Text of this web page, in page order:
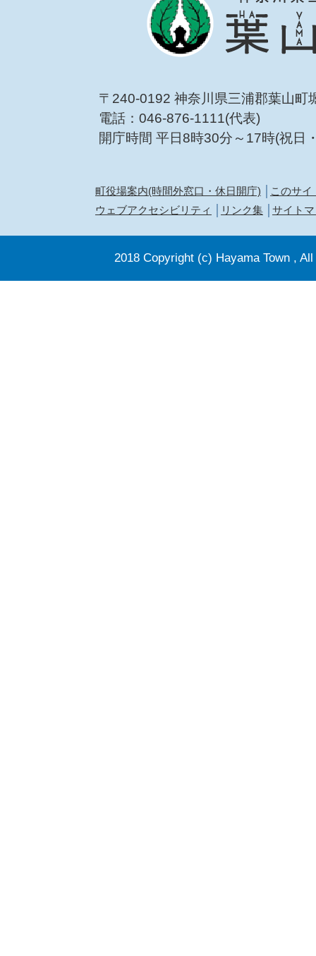
〒240-0192 神奈川県三浦郡葉山町
電話：046-876-1111(代表)
開庁時間 平日8時30分～17時(祝日
町役場案内(時間外窓口・休日開庁)
このサイ
ウェブアクセシビリティ
リンク集 サイト
2018 Copyright (c) Hayama Town ,